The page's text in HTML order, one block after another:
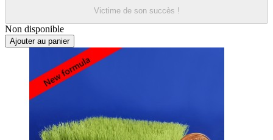
Victime de son succès !
Non disponible
Ajouter au panier